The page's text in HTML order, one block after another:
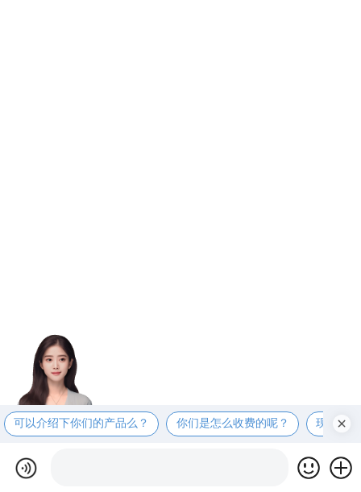
可以介绍下你们的产品么？ 你们是怎么收费的呢？ 现在有